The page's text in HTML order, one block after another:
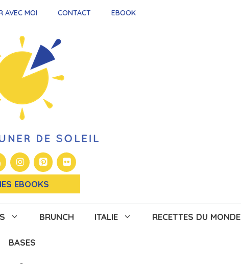
AVEC MOI CONTACT EBOOK
EBOOKS
BRUNCH ITALIE RECETTES DU MONDE
BASES